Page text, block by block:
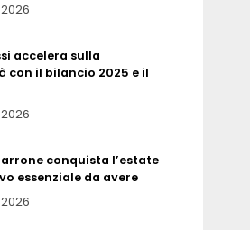
accelera sulla
con il bilancio 2025 e il
conquista l’estate
essenziale da avere